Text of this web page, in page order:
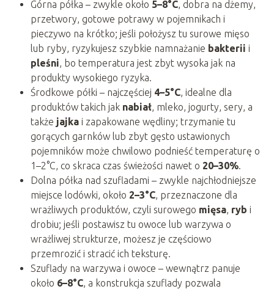
Górna półka – zwykle około 5–8°C, dobra na dżemy,
przetwory, gotowe potrawy w pojemnikach i
pieczywo na krótko; jeśli położysz tu surowe mięso
lub ryby, ryzykujesz szybkie namnażanie bakterii i
pleśni , bo temperatura jest zbyt wysoka jak na
produkty wysokiego ryzyka.
Środkowe półki – najczęściej 4–5°C, idealne dla
produktów takich jak nabiał, mleko, jogurty, sery, a
także jajkai zapakowane wędliny; trzymanie tu
gorących garnków lub zbyt gęsto ustawionych
pojemników może chwilowo podnieść temperaturę o
1–2°C, co skraca czas świeżości nawet o 20–30%.
Dolna półka nad szufladami – zwykle najchłodniejsze
miejsce lodówki, około 2–3°C, przeznaczone dla
wrażliwych produktów, czyli surowego mięsa, ryb i
drobiu; jeśli postawisz tu owoce lub warzywa o
wrażliwej strukturze, możesz je częściowo
przemrozić i stracić ich teksturę.
Szuflady na warzywa i owoce – wewnątrz panuje
około 6–8°C, a konstrukcja szuflady pozwala